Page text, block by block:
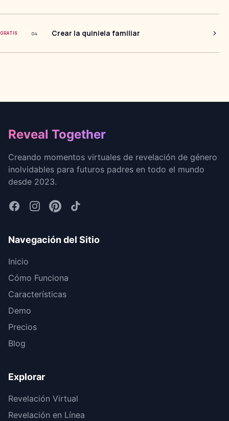
GRATIS 04 Crear la quiniela familiar
Footer
Reveal Together
Creando momentos virtuales de revelación de género
inolvidables para futuros padres en todo el mundo
desde 2023.
Navegación del Sitio
Inicio
Cómo Funciona
Características
Demo
Precios
Blog
Explorar
Revelación Virtual
Revelación en Línea